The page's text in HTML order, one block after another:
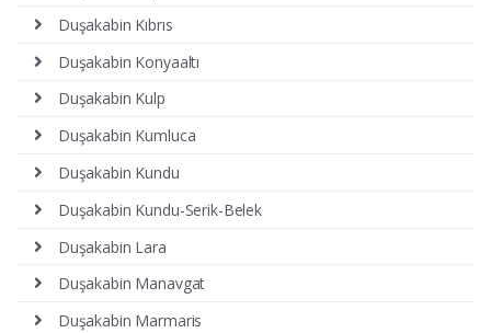
Duşakabin Kıbrıs
Duşakabin Konyaaltı
Duşakabin Kulp
Duşakabin Kumluca
Duşakabin Kundu
Duşakabin Kundu-Serik-Belek
Duşakabin Lara
Duşakabin Manavgat
Duşakabin Marmaris